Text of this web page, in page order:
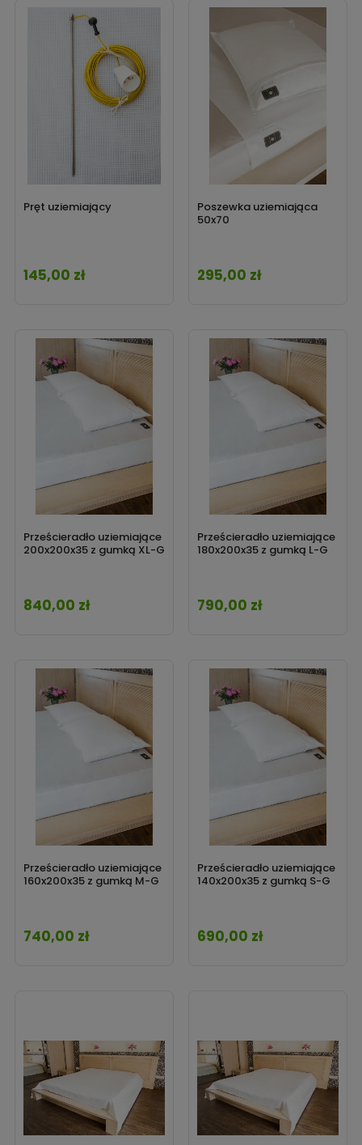
Pręt uziemiający
Cena
145,00 zł
Poszewka uziemiająca
50x70
Cena
295,00 zł
Prześcieradło uziemiające
200x200x35 z gumką XL-G
Cena
840,00 zł
Prześcieradło uziemiające
180x200x35 z gumką L-G
Cena
790,00 zł
Prześcieradło uziemiające
160x200x35 z gumką M-G
Cena
740,00 zł
Prześcieradło uziemiające
140x200x35 z gumką S-G
Cena
690,00 zł